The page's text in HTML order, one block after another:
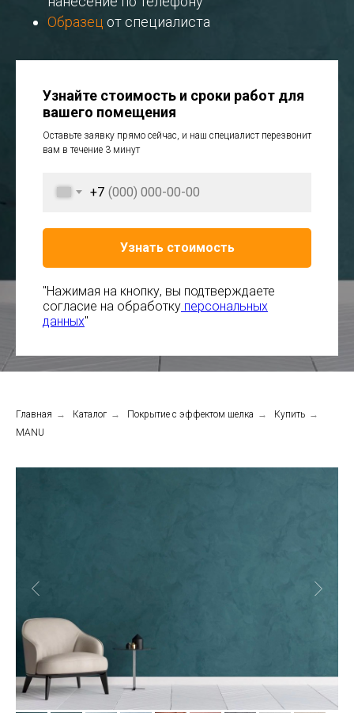
Образец от специалиста
Узнайте стоимость и сроки работ для
вашего помещения
Оставьте заявку прямо сейчас, и наш специалист перезвонит
вам в течение 3 минут
+7
Узнать стоимость
"Нажимая на кнопку, вы подтверждаете
согласие на обработку персональных
данных"
Главная → Каталог → Покрытие с эффектом шелка → Купить →
MANU